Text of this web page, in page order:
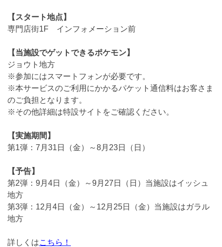
【スタート地点】
専門店街1F インフォメーション前
【当施設でゲットできるポケモン】
ジョウト地方
※参加にはスマートフォンが必要です。
※本サービスのご利用にかかるパケット通信料はお客さま
のご負担となります。
※その他詳細は特設サイトをご確認ください。
【実施期間】
第1弾：7月31日（金）～8月23日（日）
【予告】
第2弾：9月4日（金）～9月27日（日）当施設はイッシュ
地方
第3弾：12月4日（金）～12月25日（金）当施設はガラル
地方
詳しくはこちら！